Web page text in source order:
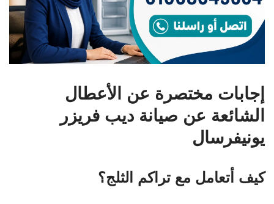
إجابات مختصرة عن الأعطال
الشائعة عن صيانة ديب فريزر
يونيفرسال
كيف أتعامل مع تراكم الثلج؟